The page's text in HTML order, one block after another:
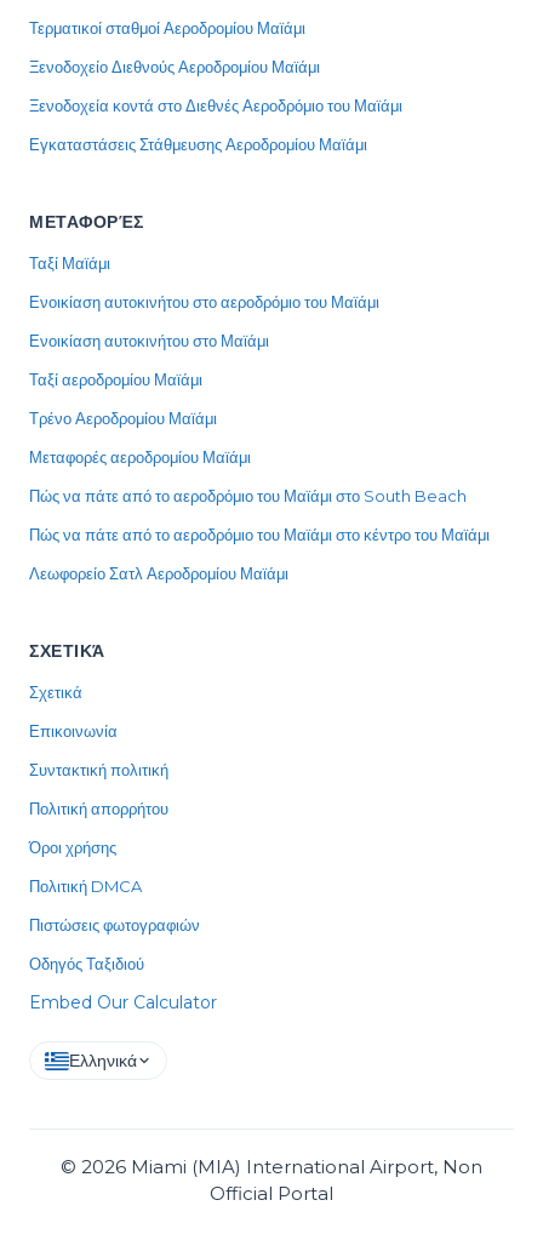
Τερματικοί σταθμοί Αεροδρομίου Μαϊάμι
Ξενοδοχείο Διεθνούς Αεροδρομίου Μαϊάμι
Ξενοδοχεία κοντά στο Διεθνές Αεροδρόμιο του Μαϊάμι
Εγκαταστάσεις Στάθμευσης Αεροδρομίου Μαϊάμι
ΜΕΤΑΦΟΡΈΣ
Ταξί Μαϊάμι
Ενοικίαση αυτοκινήτου στο αεροδρόμιο του Μαϊάμι
Ενοικίαση αυτοκινήτου στο Μαϊάμι
Ταξί αεροδρομίου Μαϊάμι
Τρένο Αεροδρομίου Μαϊάμι
Μεταφορές αεροδρομίου Μαϊάμι
Πώς να πάτε από το αεροδρόμιο του Μαϊάμι στο South Beach
Πώς να πάτε από το αεροδρόμιο του Μαϊάμι στο κέντρο του Μαϊάμι
Λεωφορείο Σατλ Αεροδρομίου Μαϊάμι
ΣΧΕΤΙΚΆ
Σχετικά
Επικοινωνία
Συντακτική πολιτική
Πολιτική απορρήτου
Όροι χρήσης
Πολιτική DMCA
Πιστώσεις φωτογραφιών
Οδηγός Ταξιδιού
Embed Our Calculator
Ελληνικά
© 2026 Miami (MIA) International Airport, Non
Official Portal